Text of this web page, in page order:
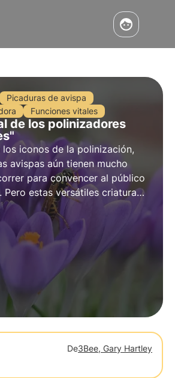
Picaduras de avispa
Funciones vitales
de los polinizadores
los iconos de la polinización,
avispas aún tienen mucho
para convencer al público
Pero estas versátiles criaturas
que la amenaza de una
hora de cambiar de imagen.
De3Bee, Gary Hartley